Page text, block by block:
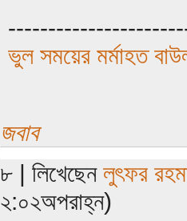
ভুল সময়ের মর্মাহত
জবাব
৮ | লিখেছেন লুৎফর
২:০২অপরাহ্ন)